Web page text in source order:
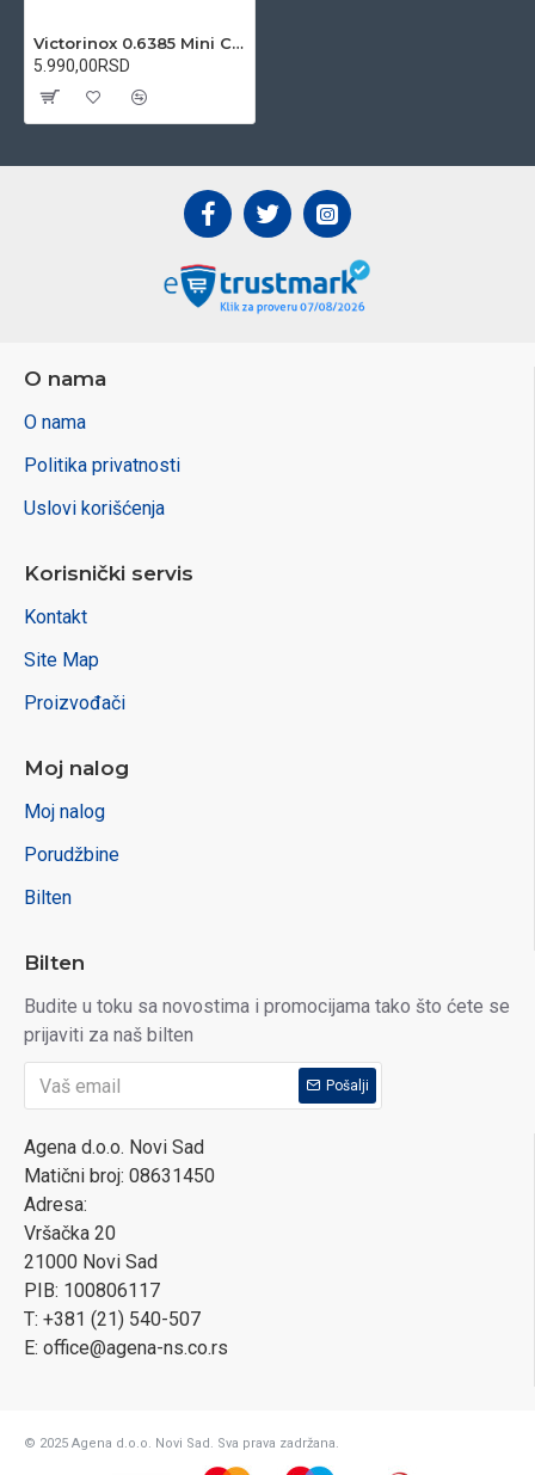
Victorinox 0.6385 Mini Champ džepni nož
5.990,00RSD
O nama
O nama
Politika privatnosti
Uslovi korišćenja
Korisnički servis
Kontakt
Site Map
Proizvođači
Moj nalog
Moj nalog
Porudžbine
Bilten
Bilten
Budite u toku sa novostima i promocijama tako što ćete se
prijaviti za naš bilten
Pošalji
Agena d.o.o. Novi Sad
Matični broj: 08631450
Adresa:
Vršačka 20
21000 Novi Sad
PIB: 100806117
T: +381 (21) 540-507
E: office@agena-ns.co.rs
© 2025 Agena d.o.o. Novi Sad. Sva prava zadržana.